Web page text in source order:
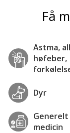
Få
Astma,
høfeber,
Dyr
Generelt
medicin